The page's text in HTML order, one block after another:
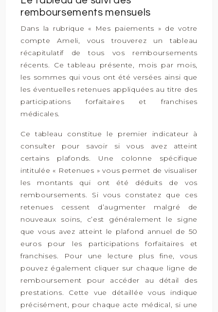
remboursements mensuels
Dans la rubrique « Mes paiements » de votre
compte Ameli, vous trouverez un tableau
récapitulatif de tous vos remboursements
récents. Ce tableau présente, mois par mois,
les sommes qui vous ont été versées ainsi que
les éventuelles retenues appliquées au titre des
participations forfaitaires et franchises
médicales.
Ce tableau constitue le premier indicateur à
consulter pour savoir si vous avez atteint
certains plafonds. Une colonne spécifique
intitulée « Retenues » vous permet de visualiser
les montants qui ont été déduits de vos
remboursements. Si vous constatez que ces
retenues cessent d’augmenter malgré de
nouveaux soins, c’est généralement le signe
que vous avez atteint le plafond annuel de 50
euros pour les participations forfaitaires et
franchises. Pour une lecture plus fine, vous
pouvez également cliquer sur chaque ligne de
remboursement pour accéder au détail des
prestations. Cette vue détaillée vous indique
précisément, pour chaque acte médical, si une